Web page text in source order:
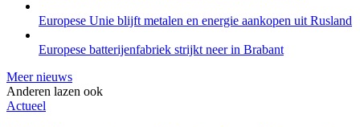
Europese Unie blijft metalen en energie aankopen uit Rusland
Europese batterijenfabriek strijkt neer in Brabant
Meer nieuws
Anderen lazen ook
Actueel